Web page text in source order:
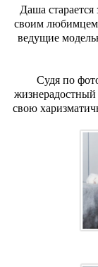
Даша
своим любимцем
ведущие
Судя по
свою